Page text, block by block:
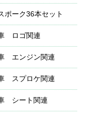
ポーク36本セット
ロゴ関連
エンジン関連
スプロケ関連
シート関連